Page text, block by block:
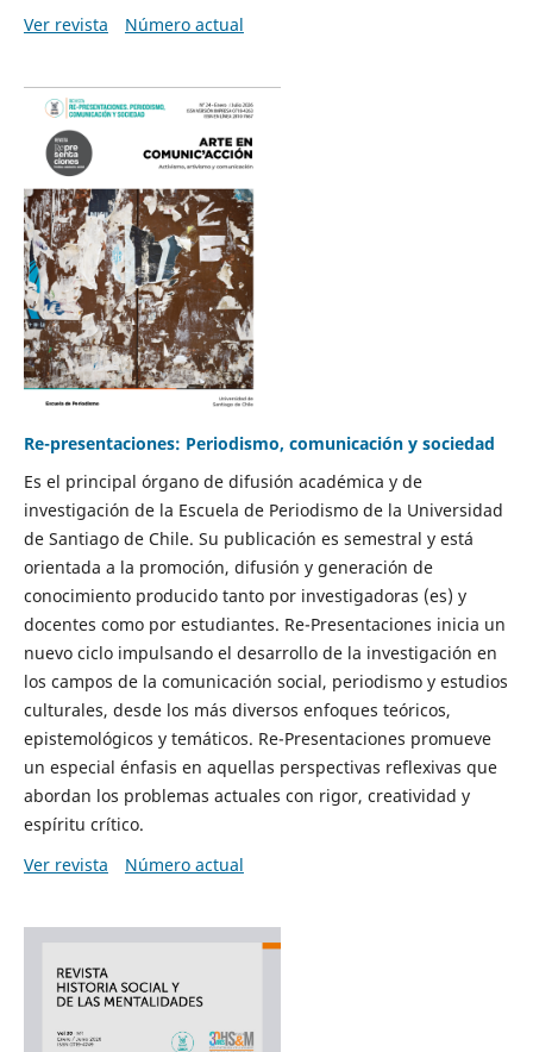
Ver revista
Número actual
Re-presentaciones: Periodismo, comunicación y sociedad
Es el principal órgano de difusión académica y de
investigación de la Escuela de Periodismo de la Universidad
de Santiago de Chile. Su publicación es semestral y está
orientada a la promoción, difusión y generación de
conocimiento producido tanto por investigadoras (es) y
docentes como por estudiantes. Re-Presentaciones inicia un
nuevo ciclo impulsando el desarrollo de la investigación en
los campos de la comunicación social, periodismo y estudios
culturales, desde los más diversos enfoques teóricos,
epistemológicos y temáticos. Re-Presentaciones promueve
un especial énfasis en aquellas perspectivas reflexivas que
abordan los problemas actuales con rigor, creatividad y
espíritu crítico.
Ver revista
Número actual